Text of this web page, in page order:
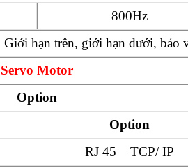
800Hz
Giới hạn trên, giới hạn dưới, bảo
Servo Motor
Option
Option
RJ 45 – TCP/ IP